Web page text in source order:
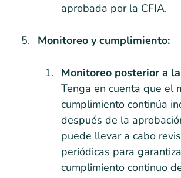
aprobada por la CFIA.
Monitoreo y cumplimiento:
Monitoreo posterior a
Tenga en cuenta que el
cumplimiento continúa
después de la
puede llevar a cabo
periódicas para
cumplimiento continuo